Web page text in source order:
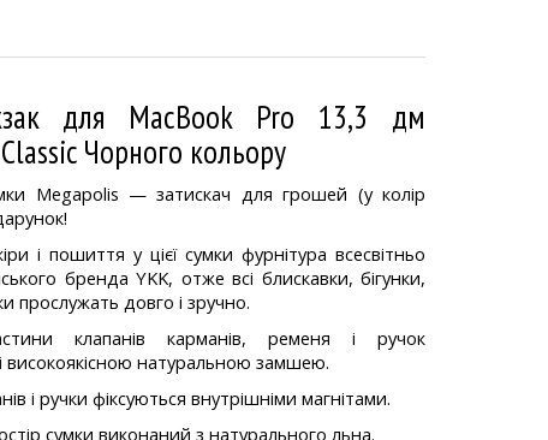
для MacBook Pro 13,3 дм
Чорного кольору
Megapolis — затискач для грошей (у колір
і пошиття у цієї сумки фурнітура всесвітньо
бренда YKK, отже всі блискавки, бігунки,
прослужать довго і зручно.
клапанів карманів, ременя і ручок
високоякісною натуральною замшею.
і ручки фіксуються внутрішніми магнітами.
сумки виконаний з натурального льна.